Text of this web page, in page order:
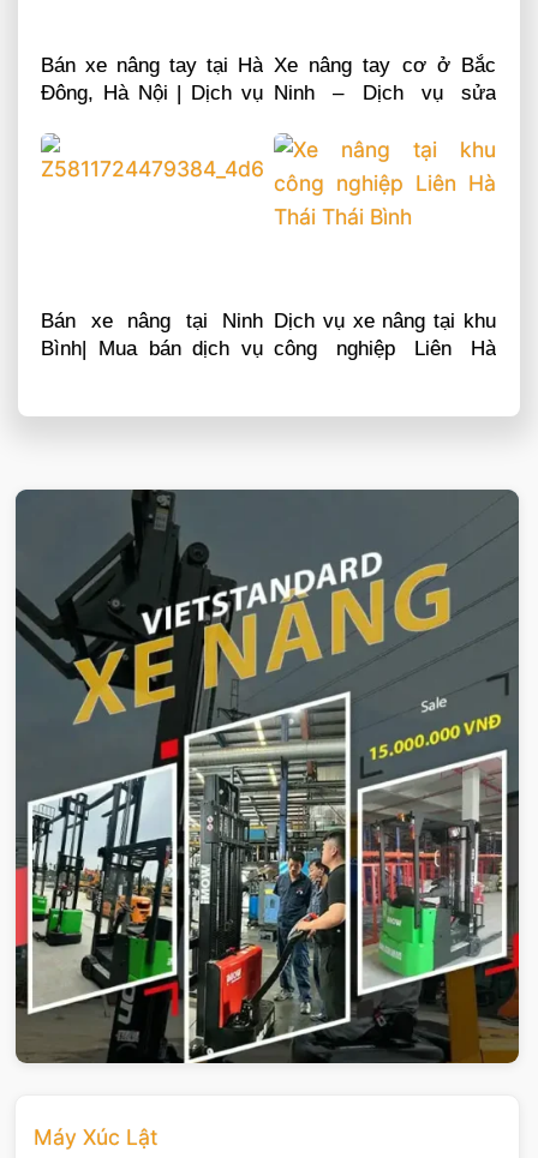
VIETSTANDARD VIỆT NAM
Xe-nang
Máy Xúc Lật
Bán xe nâng tay tại Hà
Đông, Hà Nội | Dịch vụ
Xe nâng tay cơ ở Bắc
Ninh – Dịch vụ sửa
Bán xe nâng tại Ninh
Bình| Mua bán dịch vụ
Dịch vụ xe nâng tại khu
công nghiệp Liên Hà